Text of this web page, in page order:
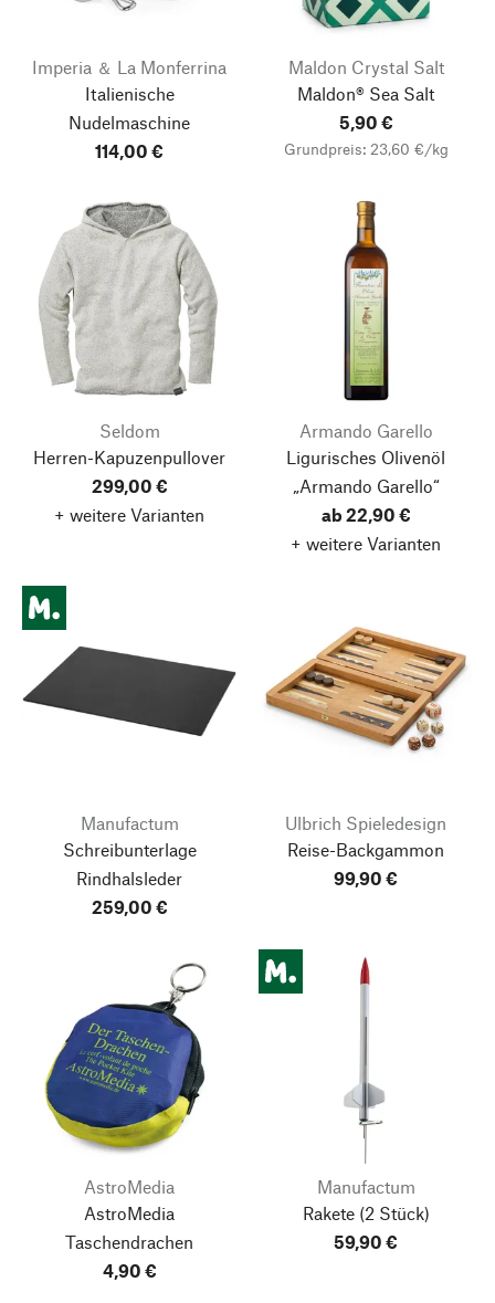
Imperia ＆ La Monferrina
Italienische
Nudelmaschine
114,00 €
Maldon Crystal Salt
Maldon® Sea Salt
5,90 €
Grundpreis: 23,60 €/kg
Seldom
Herren-Kapuzenpullover
299,00 €
+ weitere Varianten
Armando Garello
Ligurisches Olivenöl
„Armando Garello“
ab 22,90 €
+ weitere Varianten
Manufactum
Schreibunterlage
Rindhalsleder
259,00 €
Ulbrich Spieledesign
Reise-Backgammon
99,90 €
AstroMedia
AstroMedia
Taschendrachen
4,90 €
Manufactum
Rakete(2 Stück)
59,90 €